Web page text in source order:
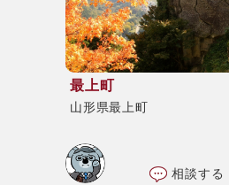
最上町
山形県最上町
相談する